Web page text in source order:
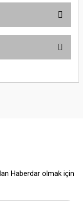
tarafımıza
Haberdar olmak için